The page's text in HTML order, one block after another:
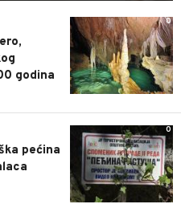
0
godina
0
pećina